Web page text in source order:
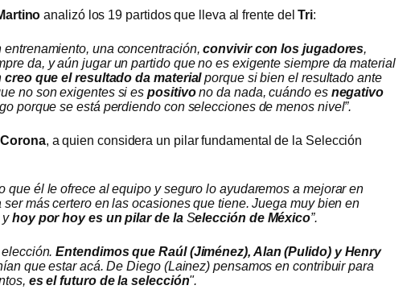
analizó los 19 partidos que lleva al frente delTri:
entrenamiento, una concentración,convivir con los jugadores,
da, y aún jugar un partido que no es exigente siempre da material
creo que el resultado da materialporque si bien el resultado ante
no son exigentes si espositivono da nada, cuándo es negativo
porque se está perdiendo con selecciones de menos nivel”.
, a quien considera un pilar fundamental de la Selección
que él le ofrece al equipo y seguro lo ayudaremos a mejorar en
más certero en las ocasiones que tiene. Juega muy bien en
yhoy por hoy es un pilar de la Selección de México”.
elección.Entendimos que Raúl (Jiménez), Alan (Pulido) y Henry
que estar acá. De Diego (Lainez) pensamos en contribuir para
es el futuro de la selección".